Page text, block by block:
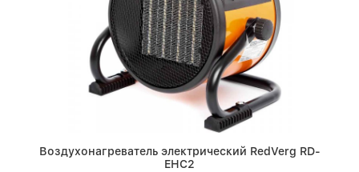
Воздухонагреватель электрический RedVerg RD-
EHC2